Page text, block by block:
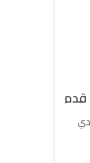
فريزر عمودي فيشر 21 قدم